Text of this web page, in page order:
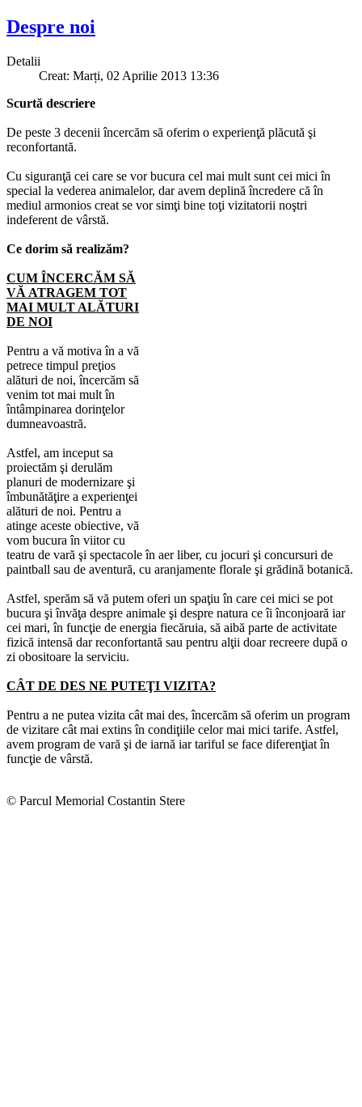
Despre noi
Detalii
Creat: Marți, 02 Aprilie 2013 13:36
Scurtă descriere
De peste 3 decenii încercăm să oferim o experienţă plăcută şi
reconfortantă.
Cu siguranţă cei care se vor bucura cel mai mult sunt cei mici în
special la vederea animalelor, dar avem deplină încredere că în
mediul armonios creat se vor simţi bine toţi vizitatorii noştri
indeferent de vârstă.
Ce dorim să realizăm?
CUM ÎNCERCĂM SĂ
VĂ ATRAGEM TOT
MAI MULT ALĂTURI
DE NOI
Pentru a vă motiva în a vă
petrece timpul preţios
alături de noi, încercăm să
venim tot mai mult în
întâmpinarea dorinţelor
dumneavoastră.
Astfel, am inceput sa
proiectăm şi derulăm
planuri de modernizare şi
îmbunătăţire a experienţei
alături de noi. Pentru a
atinge aceste obiective, vă
vom bucura în viitor cu
teatru de vară şi spectacole în aer liber, cu jocuri şi concursuri de
paintball sau de aventură, cu aranjamente florale şi grădină botanică.
Astfel, sperăm să vă putem oferi un spaţiu în care cei mici se pot
bucura şi învăţa despre animale şi despre natura ce îi înconjoară iar
cei mari, în funcţie de energia fiecăruia, să aibă parte de activitate
fizică intensă dar reconfortantă sau pentru alţii doar recreere după o
zi obositoare la serviciu.
CÂT DE DES NE PUTEŢI VIZITA?
Pentru a ne putea vizita cât mai des, încercăm să oferim un program
de vizitare cât mai extins în condiţiile celor mai mici tarife. Astfel,
avem program de vară şi de iarnă iar tariful se face diferenţiat în
funcţie de vârstă.
© Parcul Memorial Costantin Stere